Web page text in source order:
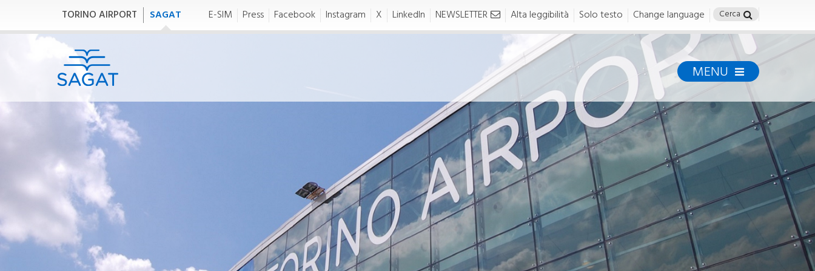
TORINO AIRPORT SAGAT E-SIM Press Facebook Instagram X LinkedIn NEWSLETTER Alta leggibilità Solo testo Change language
MENU
Chi siamo
Chi siamo
GRUPPO SAGAT
SAGAT S.p.A.
SAGAT Handling
Bilancio di Sostenibilità
Governance
Environment
(HSE)
Health Safety Environment
SAFETY
Safety Policy
Business &
Partners
AVIATION
Area riservata
Handling
Traffic Development Policy
Richieste Slot
Diritti e Tariffe
Permessi e
Formazione
Permessi
DOCUMENTI E PERMESSI
Ufficio Tesseramento
Regole di accesso
Modulistica
Modalità di acquisto e